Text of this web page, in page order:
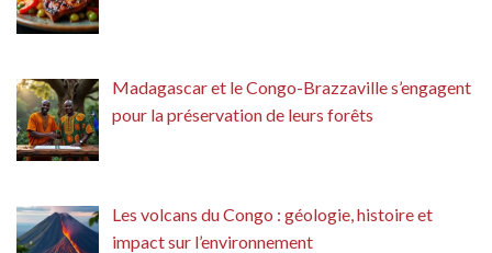
Madagascar et le Congo-Brazzaville s’engagent
pour la préservation de leurs forêts
Les volcans du Congo : géologie, histoire et
impact sur l’environnement